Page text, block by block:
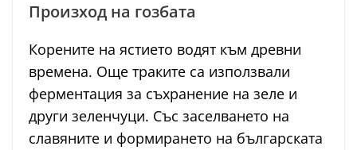
Произход на гозбата
Корените на ястието водят към древни
времена. Още траките са използвали
ферментация за съхранение на зеле и
други зеленчуци. Със заселването на
славяните и формирането на българската